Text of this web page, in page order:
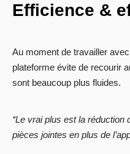
Efficience &
Au moment de travailler
plateforme évite de recourir
sont beaucoup plus fluides.
‘‘Le vrai plus est la
pièces jointes en plus de